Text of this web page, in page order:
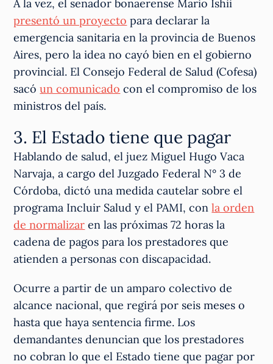
A la vez, el senador bonaerense Mario Ishii
presentó un proyecto para declarar la
emergencia sanitaria en la provincia de Buenos
Aires, pero la idea no cayó bien en el gobierno
provincial. El Consejo Federal de Salud (Cofesa)
sacóun comunicado con el compromiso de los
ministros del país.
3. El Estado tiene que pagar
Hablando de salud, el juez Miguel Hugo Vaca
Narvaja, a cargo del Juzgado Federal N° 3 de
Córdoba, dictó una medida cautelar sobre el
programa Incluir Salud y el PAMI, conla orden
de normalizar en las próximas 72 horas la
cadena de pagos para los prestadores que
atienden a personas con discapacidad.
Ocurre a partir de un amparo colectivo de
alcance nacional, que regirá por seis meses o
hasta que haya sentencia firme. Los
demandantes denuncian que los prestadores
no cobran lo que el Estado tiene que pagar por